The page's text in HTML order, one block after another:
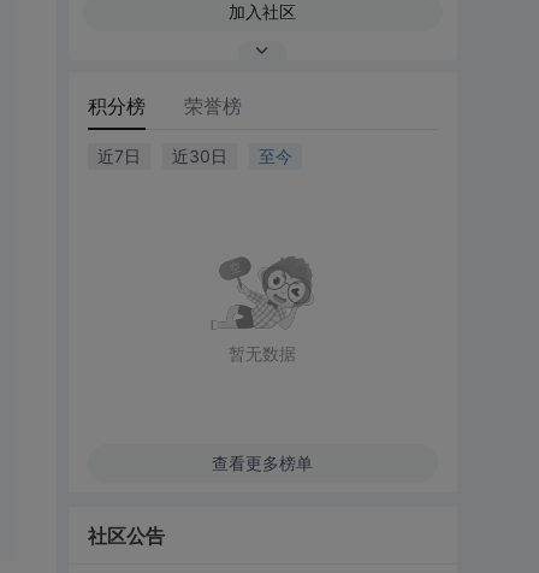
加入社区
积分榜 荣誉榜
近7日 近30日 至今
暂无数据
查看更多榜单
社区公告